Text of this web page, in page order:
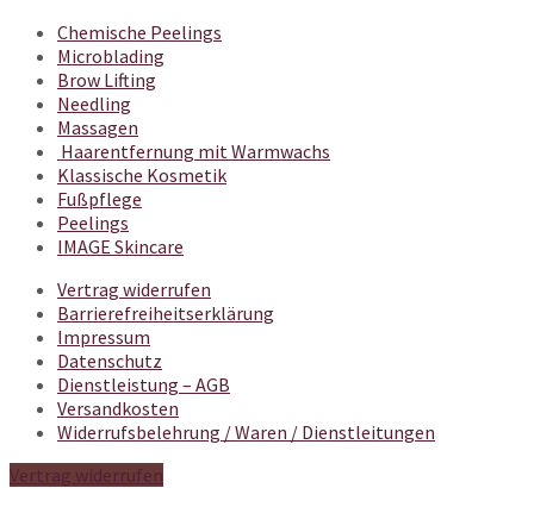
Chemische Peelings
Microblading
Brow Lifting
Needling
Massagen
Haarentfernung mit Warmwachs
Klassische Kosmetik
Fußpflege
Peelings
IMAGE Skincare
Vertrag widerrufen
Barrierefreiheitserklärung
Impressum
Datenschutz
Dienstleistung – AGB
Versandkosten
Widerrufsbelehrung / Waren / Dienstleitungen
Vertrag widerrufen